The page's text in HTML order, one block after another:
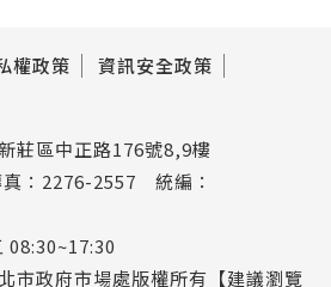
權政策
資訊安全政策
莊區中正路176號8,9樓
：2276-2557 統編：
08:30~17:30
政府市場處版權所有【建議瀏覽